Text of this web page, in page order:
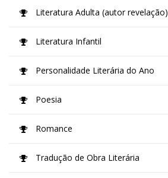
Literatura Adulta (autor revelação)
Literatura Infantil
Personalidade Literária do Ano
Poesia
Romance
Tradução de Obra Literária